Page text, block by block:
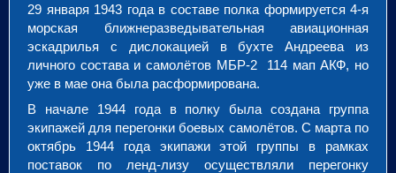
29 января 1943 года в составе полка формируется 4-я
морская ближнеразведывательная авиационная
эскадрилья с дислокацией в бухте Андреева из
личного состава и самолётов МБР-2 114 мап АКФ, но
уже в мае она была расформирована.
В начале 1944 года в полку была создана группа
экипажей для перегонки боевых самолётов. С марта по
октябрь 1944 года экипажи этой группы в рамках
поставок по ленд-лизу осуществляли перегонку